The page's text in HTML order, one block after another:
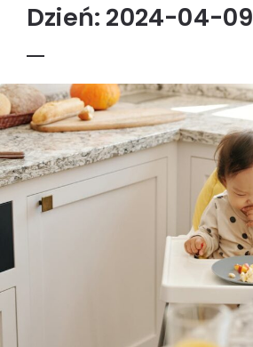
Dzień: 2024-04-09